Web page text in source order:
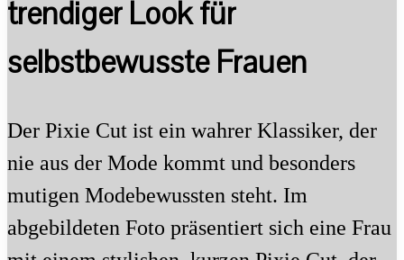
trendiger Look für
selbstbewusste Frauen
Der Pixie Cut ist ein wahrer Klassiker, der
nie aus der Mode kommt und besonders
mutigen Modebewussten steht. Im
abgebildeten Foto präsentiert sich eine Frau